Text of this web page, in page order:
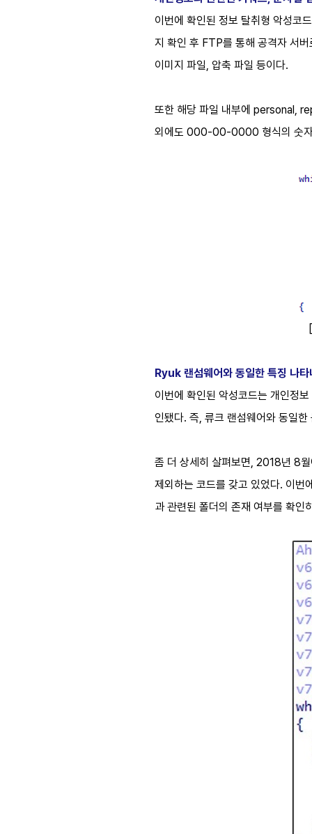
이번에 확인된 정보 탈취형 악성코
지 확인 후 FTP를 통해 공격자 서
이미지 파일, 압축 파일 등이다.
또한 해당 파일 내부에 personal,
외에도 000-00-0000 형식의 숫
[
Ryuk 랜섬웨어와 동일한 특징 나타
이번에 확인된 악성코드는 개인정
인됐다. 즉, 류크 랜섬웨어와 동일
좀 더 상세히 살펴보면, 2018년 8
제외하는 코드를 갖고 있었다. 이번
과 관련된 폴더의 존재 여부를 확인